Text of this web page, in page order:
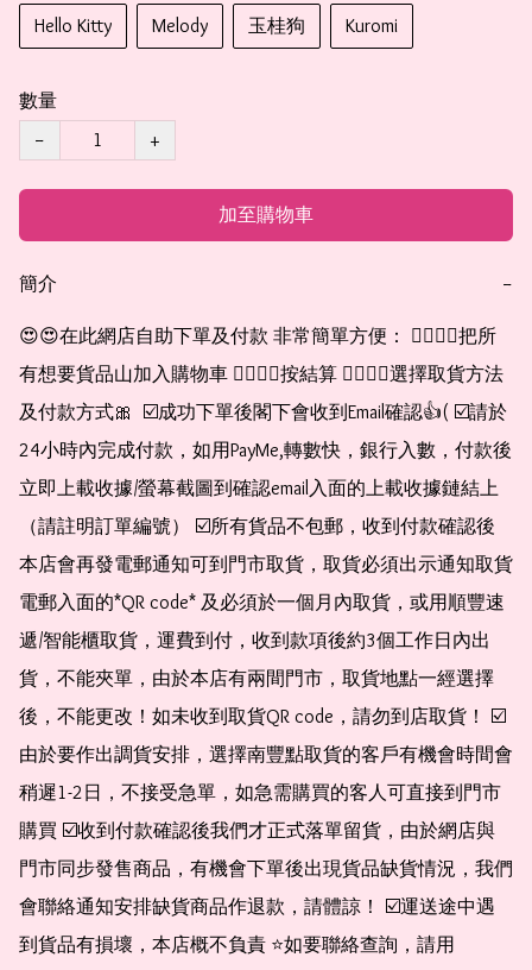
Hello Kitty
Melody 玉桂狗 Kuromi
數量
−
+
加至購物車
簡介 −
😍😍在此網店自助下單及付款 非常簡單方便： 👉🏻👉🏻把所
有想要貨品山加入購物車 👉🏻👉🏻按結算 👉🏻👉🏻選擇取貨方法
及付款方式🎀  ☑️成功下單後閣下會收到Email確認👍( ☑️請於
24小時內完成付款，如用PayMe,轉數快，銀行入數，付款後
立即上載收據/螢幕截圖到確認email入面的上載收據鏈結上
（請註明訂單編號） ☑️所有貨品不包郵，收到付款確認後
本店會再發電郵通知可到門市取貨，取貨必須出示通知取貨
電郵入面的*QR code* 及必須於一個月內取貨，或用順豐速
遞/智能櫃取貨，運費到付，收到款項後約3個工作日內出
貨，不能夾單，由於本店有兩間門市，取貨地點一經選擇
後，不能更改！如未收到取貨QR code，請勿到店取貨！ ☑️
由於要作出調貨安排，選擇南豐點取貨的客戶有機會時間會
稍遲1-2日，不接受急單，如急需購買的客人可直接到門市
購買 ☑️收到付款確認後我們才正式落單留貨，由於網店與
門市同步發售商品，有機會下單後出現貨品缺貨情況，我們
會聯絡通知安排缺貨商品作退款，請體諒！ ☑️運送途中遇
到貨品有損壞，本店概不負責 ⭐️如要聯絡查詢，請用